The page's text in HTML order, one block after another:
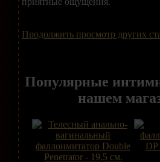
Продолжить просмотр других
Популярные
нашем